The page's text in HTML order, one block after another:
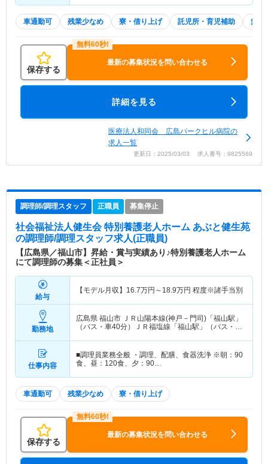
車通勤可 残業少なめ 寮・借り上げ 託児所・育児補助 無資
保存する
最新の募集状況を問い合わせる
詳細を見る
医療法人和同会 広島パークヒル病院の
求人一覧
更新日：2025/03/03 求人番号：9825569
調理師/調理スタッフ 正職員 募集停止
社会福祉法人健生会 特別養護老人ホーム あぶと健生苑
の調理師/調理スタッフ求人(正職員)
【広島県／福山市】昇給・賞与実績あり♪特別養護老人ホーム
にて調理師の募集＜正社員＞
給与
【モデル月収】 16.7万円～ 18.9万円 程度※諸手当別
勤務地
広島県 福山市 ＪＲ山陽本線(神戸－門司)「福山駅」
（バス・車40分）ＪＲ福塩線「福山駅」（バス・車
仕事内容
■調理員業務全般 ・調理、配膳、食器洗浄 ※朝：90
食、昼：120食、夕：90…
車通勤可 残業少なめ 寮・借り上げ
保存する
最新の募集状況を問い合わせる